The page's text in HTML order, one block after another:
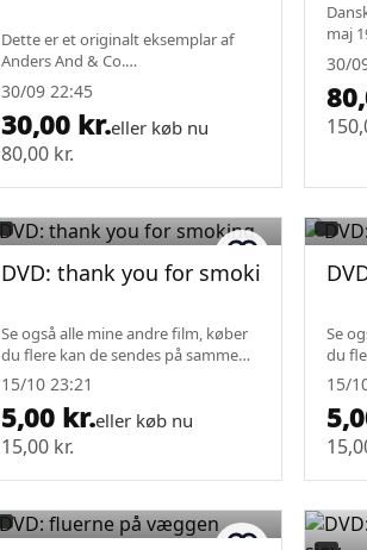
Dette er et originalt eksemplar af
Anders And & Co.
tegneserienummer 2 fra 16. januar
1977. Bladet er den københavnske
udgave og har en klassisk forside
med Anders And og hans n...
30/09 22:45
30,00 kr.eller køb nu
80,00 kr.
maj
er i
flere
30/
DVD: thank you for smoking
Se også alle mine andre film, køber
du flere kan de sendes på samme
fragt.
15/10 23:21
5,00 kr.eller køb nu
15,00 kr.
Se
du
fragt.
15/